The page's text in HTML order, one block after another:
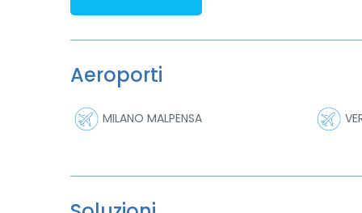
Aeroporti
MILANO MALPENSA